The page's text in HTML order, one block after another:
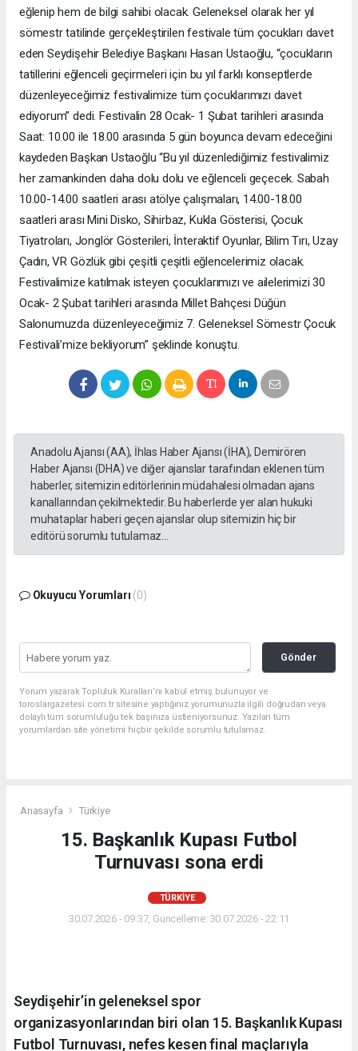
eğlenip hem de bilgi sahibi olacak. Geleneksel olarak her yıl
sömestr tatilinde gerçekleştirilen festivale tüm çocukları davet
eden Seydişehir Belediye Başkanı Hasan Ustaoğlu, “çocukların
tatillerini eğlenceli geçirmeleri için bu yıl farklı konseptlerde
düzenleyeceğimiz festivalimize tüm çocuklarımızı davet
ediyorum” dedi. Festivalin 28 Ocak- 1 Şubat tarihleri arasında
Saat: 10.00 ile 18.00 arasında 5 gün boyunca devam edeceğini
kaydeden Başkan Ustaoğlu “Bu yıl düzenlediğimiz festivalimiz
her zamankinden daha dolu dolu ve eğlenceli geçecek. Sabah
10.00-14.00 saatleri arası atölye çalışmaları, 14.00-18.00
saatleri arası Mini Disko, Sihirbaz, Kukla Gösterisi, Çocuk
Tiyatroları, Jonglör Gösterileri, İnteraktif Oyunlar, Bilim Tırı, Uzay
Çadırı, VR Gözlük gibi çeşitli çeşitli eğlencelerimiz olacak.
Festivalimize katılmak isteyen çocuklarımızı ve ailelerimizi 30
Ocak- 2 Şubat tarihleri arasında Millet Bahçesi Düğün
Salonumuzda düzenleyeceğimiz 7. Geleneksel Sömestr Çocuk
Festivali’mize bekliyorum” şeklinde konuştu.
Anadolu Ajansı (AA), İhlas Haber Ajansı (İHA), Demirören
Haber Ajansı (DHA) ve diğer ajanslar tarafından eklenen tüm
haberler, sitemizin editörlerinin müdahalesi olmadan ajans
kanallarından çekilmektedir. Bu haberlerde yer alan hukuki
muhataplar haberi geçen ajanslar olup sitemizin hiç bir
editörü sorumlu tutulamaz...
Okuyucu Yorumları (0)
Gönder
Yorum yazarak Topluluk Kuralları’nı kabul etmiş bulunuyor ve
toroslargazetesi.com.tr sitesine yaptığınız yorumunuzla ilgili doğrudan veya
dolaylı tüm sorumluluğu tek başınıza üstleniyorsunuz. Yazılan tüm
yorumlardan site yönetimi hiçbir şekilde sorumlu tutulamaz.
Anasayfa Türkiye
15. Başkanlık Kupası Futbol
Turnuvası sona erdi
TÜRKIYE
30.07.2026 - 09:37, Güncelleme: 30.07.2026 - 22:11
Seydişehir’in geleneksel spor
organizasyonlarından biri olan 15. Başkanlık Kupası
Futbol Turnuvası, nefes kesen final maçlarıyla